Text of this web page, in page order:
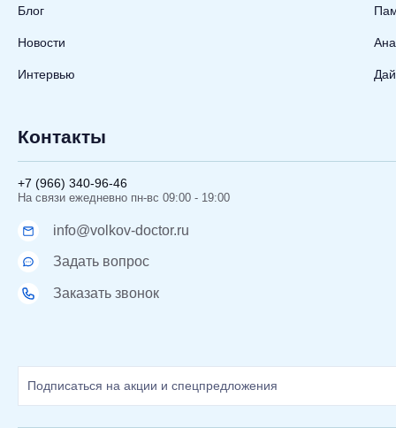
Блог
Новости
Интервью
Контакты
+7 (966) 340-96-46
На связи ежедневно пн-вс 09:00 - 19:00
info@volkov-doctor.ru
Задать вопрос
Заказать звонок